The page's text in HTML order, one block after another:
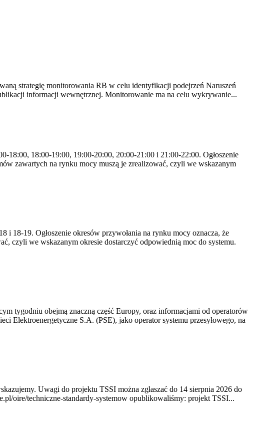
strategię monitorowania RB w celu identyfikacji podejrzeń Naruszeń
informacji wewnętrznej. Monitorowanie ma na celu wykrywanie...
18:00, 18:00-19:00, 19:00-20:00, 20:00-21:00 i 21:00-22:00. Ogłoszenie
zawartych na rynku mocy muszą je zrealizować, czyli we wskazanym
i 18-19. Ogłoszenie okresów przywołania na rynku mocy oznacza, że
czyli we wskazanym okresie dostarczyć odpowiednią moc do systemu.
tygodniu obejmą znaczną część Europy, oraz informacjami od operatorów
Elektroenergetyczne S.A. (PSE), jako operator systemu przesyłowego, na
Uwagi do projektu TSSI można zgłaszać do 14 sierpnia 2026 do
oire/techniczne-standardy-systemow opublikowaliśmy: projekt TSSI...